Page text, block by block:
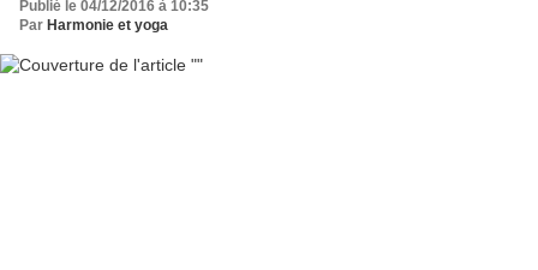
Publié le 04/12/2016 à 10:35
Par Harmonie et yoga